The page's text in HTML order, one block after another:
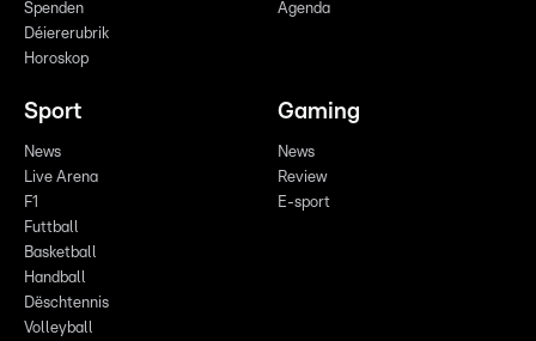
Spenden
Déiererubrik
Horoskop
Agenda
Sport
News
Live Arena
F1
Futtball
Basketball
Handball
Dëschtennis
Volleyball
Gaming
News
Review
E-sport